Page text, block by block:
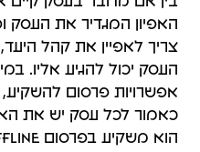
האפיון המגדיר את העסק
צריך לאפיין את קהל
העסק יכול להגיע אליו.
אפשרויות פרסום
כאמור לכל עסק יש את